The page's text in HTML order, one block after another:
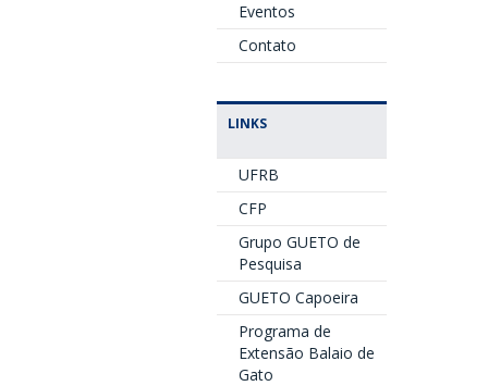
Eventos
Contato
LINKS
UFRB
CFP
Grupo GUETO de
Pesquisa
GUETO Capoeira
Programa de
Extensão Balaio de
Gato